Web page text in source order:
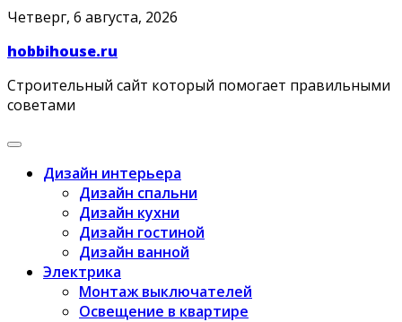
Skip
content
Четверг, 6 августа, 2026
hobbihouse.ru
Строительный сайт который помогает правильными
советами
Дизайн интерьера
Дизайн спальни
Дизайн кухни
Дизайн гостиной
Дизайн ванной
Электрика
Монтаж выключателей
Освещение в квартире